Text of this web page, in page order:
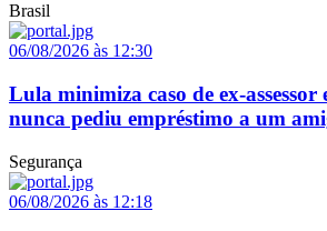
Brasil
06/08/2026 às 12:30
Lula minimiza caso de ex-
nunca pediu empréstimo a um
Segurança
06/08/2026 às 12:18